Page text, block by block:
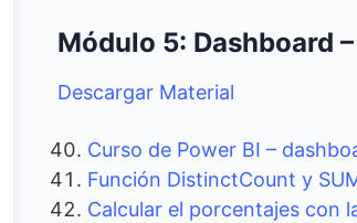
Módulo 5: Dashboard
Descargar Material
Curso de Power BI –
Función DistinctCount y
Calcular el porcentajes con